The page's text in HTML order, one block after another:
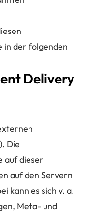
in der folgenden
Delivery
Die
auf dieser
auf den Servern
kann es sich v. a.
Meta- und